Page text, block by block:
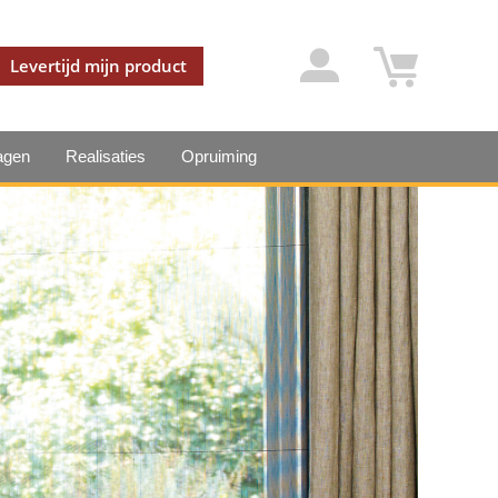
Levertijd mijn product
Realisaties Opruiming